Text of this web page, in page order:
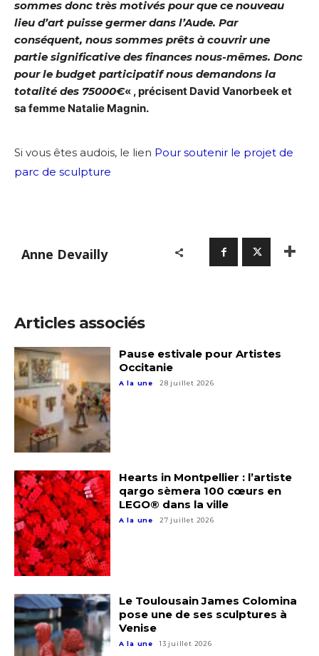
Adresse email*
Nom
Prénom
Adresse email*
sommes donc très motivés pour que ce nouveau
lieu d’art puisse germer dans l’Aude. Par
conséquent, nous sommes prêts à couvrir une
partie significative des finances nous-mêmes. Donc
pour le budget participatif nous demandons la
totalité des 75000€« , précisent David Vanorbeek et
sa femme Natalie Magnin.
Si vous êtes audois, le lien Pour soutenir le projet de
parc de sculpture
Anne Devailly
Articles associés
Pause estivale pour Artistes
Occitanie
A la une 28 juillet 2026
Hearts in Montpellier : l’artiste
qargo sèmera 100 cœurs en
LEGO® dans la ville
A la une 27 juillet 2026
Le Toulousain James Colomina
pose une de ses sculptures à
Venise
A la une 13 juillet 2026